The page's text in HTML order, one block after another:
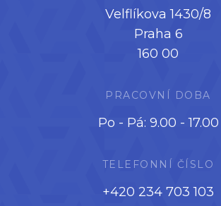
Velflíkova 1430/8
Praha 6
160 00
PRACOVNÍ DOBA
Po - Pá: 9.00 - 17.00
TELEFONNÍ ČÍSLO
+420 234 703 103